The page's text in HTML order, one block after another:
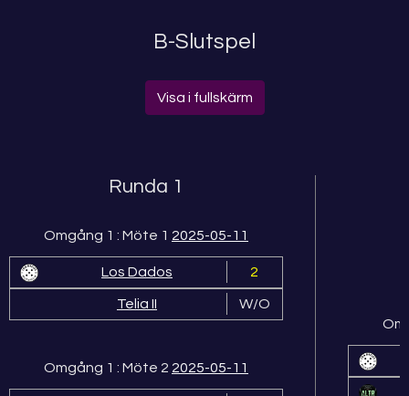
B-Slutspel
Visa i fullskärm
Runda 1
Omgång 1 : Möte 1 2025-05-11
Los Dados 2
Telia II W/O
Omgång 1 : Möte 2 2025-05-11